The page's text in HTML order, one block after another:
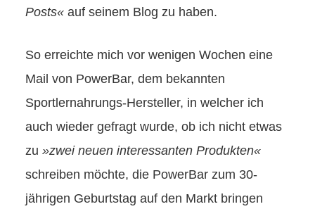
Posts« auf seinem Blog zu haben.
So erreichte mich vor wenigen Wochen eine
Mail von PowerBar, dem bekannten
Sportlernahrungs-Hersteller, in welcher ich
auch wieder gefragt wurde, ob ich nicht etwas
zu »zwei neuen interessanten Produkten«
schreiben möchte, die PowerBar zum 30-
jährigen Geburtstag auf den Markt bringen